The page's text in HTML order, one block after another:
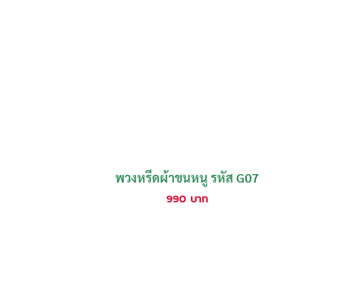
พวงหรีดผ้าขนหนู รหัส G07
990 บาท